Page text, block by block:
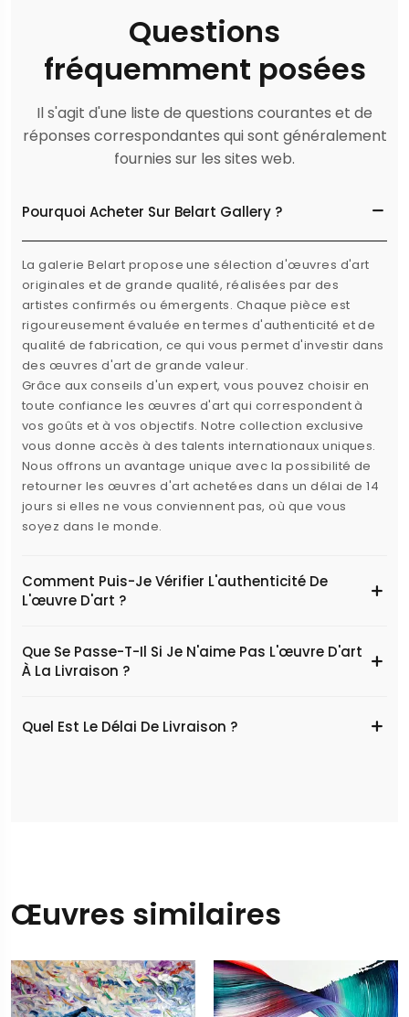
Questions
fréquemment posées
Il s'agit d'une liste de questions courantes et de
réponses correspondantes qui sont généralement
fournies sur les sites web.
Pourquoi Acheter Sur Belart Gallery ?
La galerie Belart propose une sélection d'œuvres d'art
originales et de grande qualité, réalisées par des
artistes confirmés ou émergents. Chaque pièce est
rigoureusement évaluée en termes d'authenticité et de
qualité de fabrication, ce qui vous permet d'investir dans
des œuvres d'art de grande valeur.
Grâce aux conseils d'un expert, vous pouvez choisir en
toute confiance les œuvres d'art qui correspondent à
vos goûts et à vos objectifs. Notre collection exclusive
vous donne accès à des talents internationaux uniques.
Nous offrons un avantage unique avec la possibilité de
retourner les œuvres d'art achetées dans un délai de 14
jours si elles ne vous conviennent pas, où que vous
soyez dans le monde.
Comment Puis-Je Vérifier L'authenticité De
L'œuvre D'art ?
Que Se Passe-T-Il Si Je N'aime Pas L'œuvre D'art
À La Livraison ?
Quel Est Le Délai De Livraison ?
Œuvres similaires